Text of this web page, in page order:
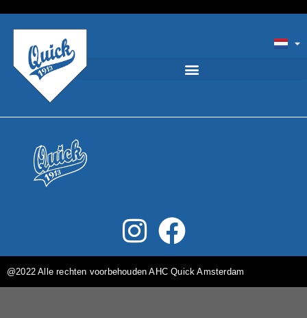
@2022 Alle rechten voorbehouden AHC Quick Amsterdam